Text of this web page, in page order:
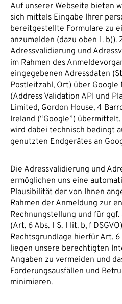
Auf unserer Webseite bieten
sich mittels Eingabe Ihrer
bereitgestellte Formulare zu
anzumelden (dazu oben 1. b)).
Adressvalidierung und
im Rahmen des
eingegebenen Adressdaten
Postleitzahl, Ort) über Google
(Address Validation API und
Limited, Gordon House, 4
Ireland (“Google”)
wird dabei technisch bedingt
genutzten Endgerätes an
Die Adressvalidierung und
ermöglichen uns eine
Plausibilität der von Ihnen
Rahmen der Anmeldung zur
Rechnungstellung und für
(Art. 6 Abs. 1 S. 1 lit. b, f
Rechtsgrundlage hierfür Art. 6
liegen unsere berechtigten
Angaben zu vermeiden und
Forderungsausfällen und
minimieren.